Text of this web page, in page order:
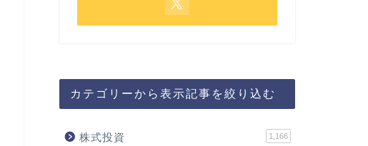
カテゴリーから表示記事を絞り込む
株式投資 1,166